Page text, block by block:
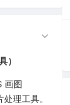
）
画图
理工具。